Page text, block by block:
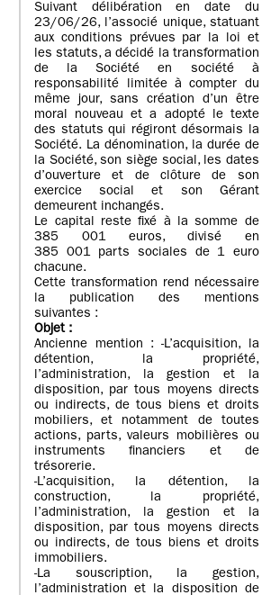
Suivant délibération en date du
23/06/26, l’associé unique, statuant
aux conditions prévues par la loi et
les statuts, a décidé la transformation
de la Société en société à
responsabilité limitée à compter du
même jour, sans création d’un être
moral nouveau et a adopté le texte
des statuts qui régiront désormais la
Société. La dénomination, la durée de
la Société, son siège social, les dates
d’ouverture et de clôture de son
exercice social et son Gérant
demeurent inchangés.
Le capital reste fixé à la somme de
385 001 euros, divisé en
385 001 parts sociales de 1 euro
chacune.
Cette transformation rend nécessaire
la publication des mentions
suivantes :
Objet :
Ancienne mention : -L’acquisition, la
détention, la propriété,
l’administration, la gestion et la
disposition, par tous moyens directs
ou indirects, de tous biens et droits
mobiliers, et notamment de toutes
actions, parts, valeurs mobilières ou
instruments financiers et de
trésorerie.
-L’acquisition, la détention, la
construction, la propriété,
l’administration, la gestion et la
disposition, par tous moyens directs
ou indirects, de tous biens et droits
immobiliers.
-La souscription, la gestion,
l’administration et la disposition de